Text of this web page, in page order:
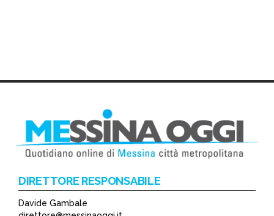
DIRETTORE RESPONSABILE
Davide Gambale